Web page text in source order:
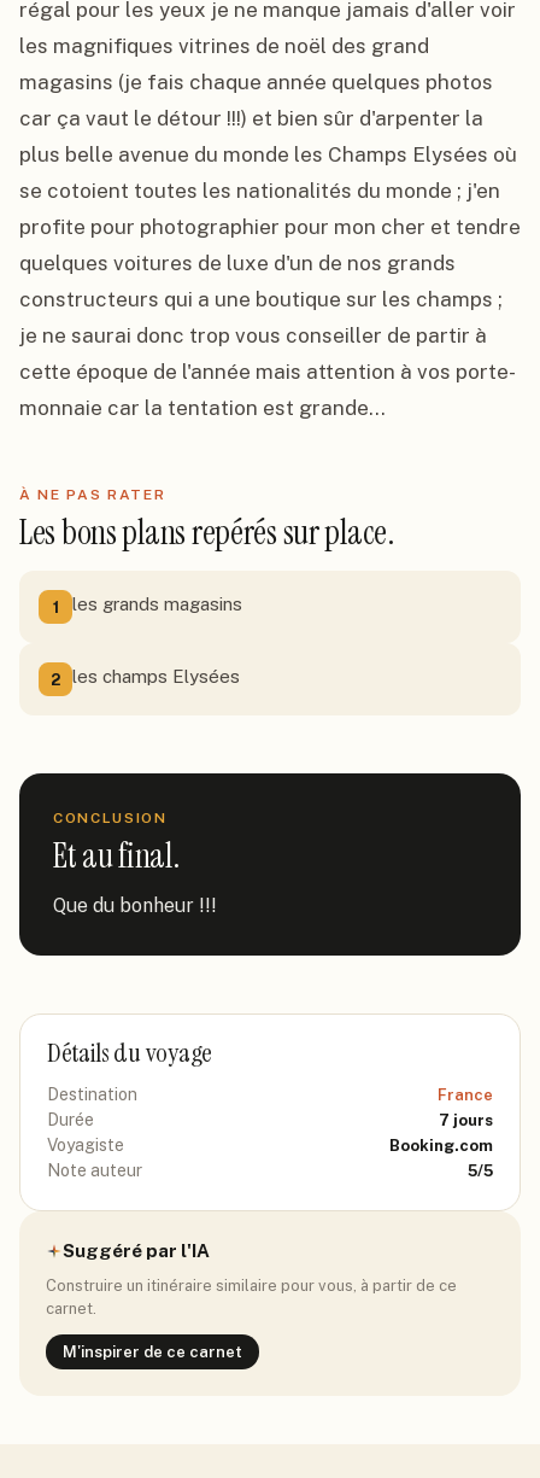
régal pour les yeux je ne manque jamais d'aller voir
les magnifiques vitrines de noël des grand
magasins (je fais chaque année quelques photos
car ça vaut le détour !!!) et bien sûr d'arpenter la
plus belle avenue du monde les Champs Elysées où
se cotoient toutes les nationalités du monde ; j'en
profite pour photographier pour mon cher et tendre
quelques voitures de luxe d'un de nos grands
constructeurs qui a une boutique sur les champs ;
je ne saurai donc trop vous conseiller de partir à
cette époque de l'année mais attention à vos porte-
monnaie car la tentation est grande...
À NE PAS RATER
Les bons plans repérés sur place.
1 les grands magasins
2 les champs Elysées
CONCLUSION
Et au final.
Que du bonheur !!!
Détails du voyage
Destination France
Durée 7 jours
Voyagiste Booking.com
Note auteur 5/5
Suggéré par l'IA
Construire un itinéraire similaire pour vous, à partir de ce
carnet.
M'inspirer de ce carnet